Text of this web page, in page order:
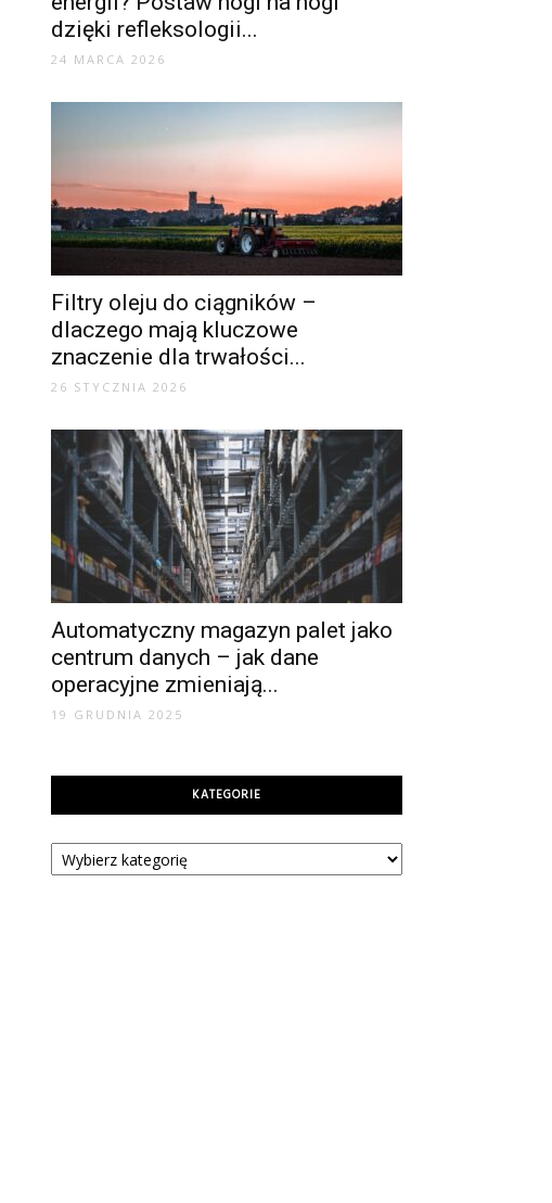
dzięki refleksologii...
24 MARCA 2026
Filtry oleju do ciągników –
dlaczego mają kluczowe
znaczenie dla trwałości...
26 STYCZNIA 2026
Automatyczny magazyn palet jako
centrum danych – jak dane
operacyjne zmieniają...
19 GRUDNIA 2025
KATEGORIE
Kategorie